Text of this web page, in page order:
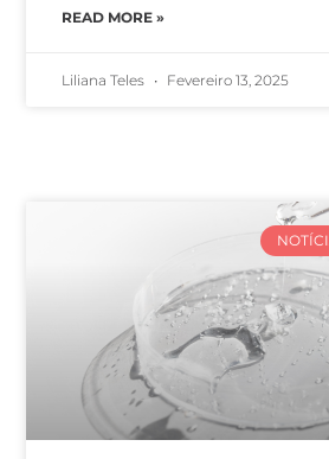
READ MORE »
Liliana Teles Fevereiro 13, 2025